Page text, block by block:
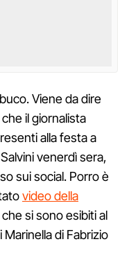
Viene da dire
il giornalista
alla festa a
venerdì sera,
sui social. Porro è
video della
che si sono esibiti al
di Fabrizio